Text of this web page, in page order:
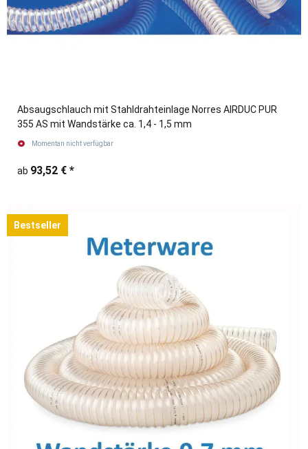
Absaugschlauch mit Stahldrahteinlage Norres AIRDUC PUR
355 AS mit Wandstärke ca. 1,4 - 1,5 mm
Momentan nicht verfügbar
ab 93,52 € *
Bestseller